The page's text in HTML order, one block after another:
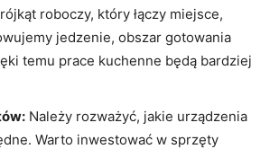
roboczy, ⁢który łączy miejsce,
jedzenie, obszar gotowania
temu prace kuchenne ⁣będą bardziej
Należy rozważyć, jakie urządzenia
Warto inwestować w sprzęty